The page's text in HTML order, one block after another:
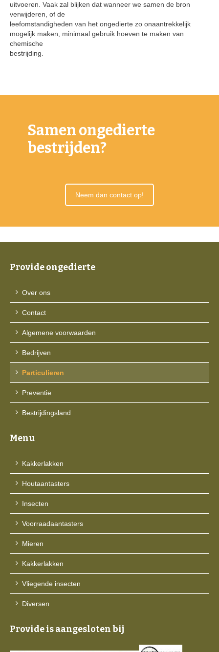
uitvoeren. Vaak zal blijken dat wanneer we samen de bron
verwijderen, of de
leefomstandigheden van het ongedierte zo onaantrekkelijk
mogelijk maken, minimaal gebruik hoeven te maken van
chemische
bestrijding.
Samen ongedierte
bestrijden?
Neem dan contact op!
Provide ongedierte
Over ons
Contact
Algemene voorwaarden
Bedrijven
Particulieren
Preventie
Bestrijdingsland
Menu
Kakkerlakken
Houtaantasters
Insecten
Voorraadaantasters
Mieren
Kakkerlakken
Vliegende insecten
Diversen
Provide is aangesloten bij